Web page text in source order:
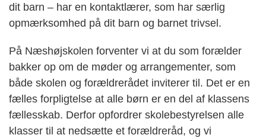
dit barn – har en kontaktlærer, som har særlig
opmærksomhed på dit barn og barnet trivsel.
På Næshøjskolen forventer vi at du som forælder
bakker op om de møder og arrangementer, som
både skolen og forældrerådet inviterer til. Det er en
fælles forpligtelse at alle børn er en del af klassens
fællesskab. Derfor opfordrer skolebestyrelsen alle
klasser til at nedsætte et forældreråd, og vi